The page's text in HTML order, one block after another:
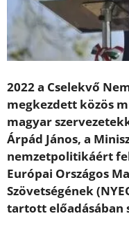
2022 a Cselekvő
megkezdett közös
magyar
Árpád János, a
nemzetpolitikáért
Európai Országos
Szövetségének
tartott előadásában